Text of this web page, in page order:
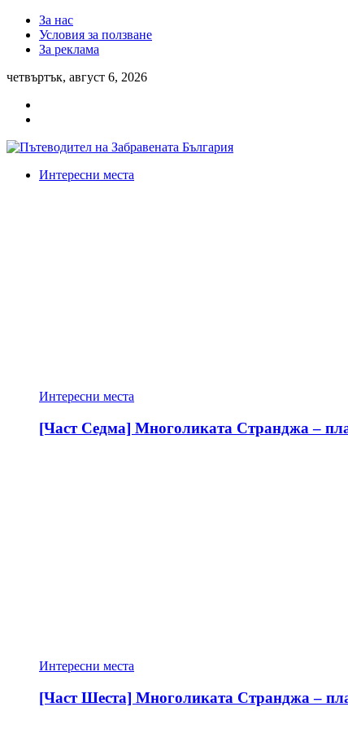
За нас
Условия за ползване
За реклама
четвъртък, август 6, 2026
Интересни места
Интересни места
[Част Седма] Многоликата Странджа –
Интересни места
[Част Шеста] Многоликата Странджа –